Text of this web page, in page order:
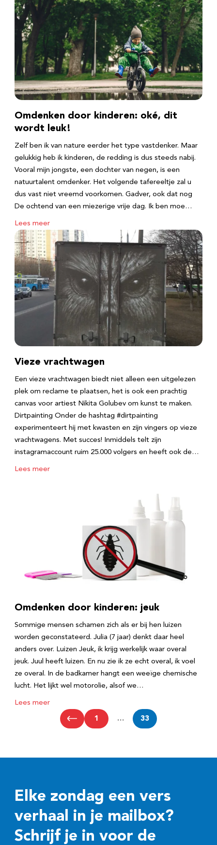
Omdenken door kinderen: oké, dit
wordt leuk!
Zelf ben ik van nature eerder het type vastdenker. Maar
gelukkig heb ik kinderen, de redding is dus steeds nabij.
Vooral mijn jongste, een dochter van negen, is een
natuurtalent omdenker. Het volgende tafereeltje zal u
dus vast niet vreemd voorkomen. Gadver, ook dat nog
De ochtend van een miezerige vrije dag. Ik ben moe…
Lees meer
Vieze vrachtwagen
Een vieze vrachtwagen biedt niet alleen een uitgelezen
plek om reclame te plaatsen, het is ook een prachtig
canvas voor artiest Nikita Golubev om kunst te maken.
Dirtpainting Onder de hashtag #dirtpainting
experimenteert hij met kwasten en zijn vingers op vieze
vrachtwagens. Met succes! Inmiddels telt zijn
instagramaccount ruim 25.000 volgers en heeft ook de…
Lees meer
Omdenken door kinderen: jeuk
Sommige mensen schamen zich als er bij hen luizen
worden geconstateerd. Julia (7 jaar) denkt daar heel
anders over. Luizen Jeuk, ik krijg werkelijk waar overal
jeuk. Juul heeft luizen. En nu zie ik ze echt overal, ik voel
ze overal. In de badkamer hangt een weeïge chemische
lucht. Het lijkt wel motorolie, alsof we…
Lees meer
1 … 33
Elke zondag een vers
verhaal in je mailbox?
Schrijf je in voor de